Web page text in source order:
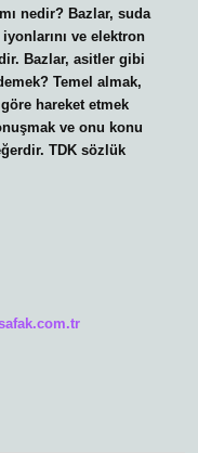
nedir? Bazlar, suda
ve elektron
Bazlar, asitler gibi
Temel almak,
hareket etmek
ve onu konu
TDK sözlük